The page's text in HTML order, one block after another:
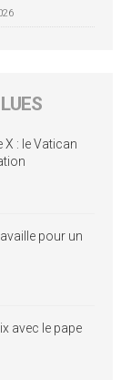
X : le Vatican
pour un
avec le pape